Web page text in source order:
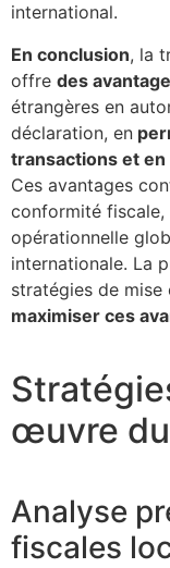
international.
En conclusion, la
offre des
étrangères en
déclaration, en
transactions et
Ces avantages
conformité fiscale,
opérationnelle
internationale. La
stratégies de
maximiser ces
œuvre
Analyse
fiscales